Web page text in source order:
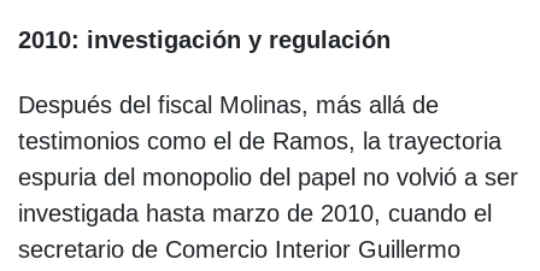
2010: investigación y regulación
Después del fiscal Molinas, más allá de
testimonios como el de Ramos, la trayectoria
espuria del monopolio del papel no volvió a ser
investigada hasta marzo de 2010, cuando el
secretario de Comercio Interior Guillermo